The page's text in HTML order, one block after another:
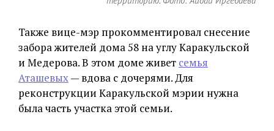
Также вице-мэр прокомментировал снесение
забора жителей дома 58 на углу Каракульской
и Медерова. В этом доме живет семья
Аташевых— вдова с дочерями. Для
реконструкции Каракульской мэрии нужна
была часть участка этой семьи.